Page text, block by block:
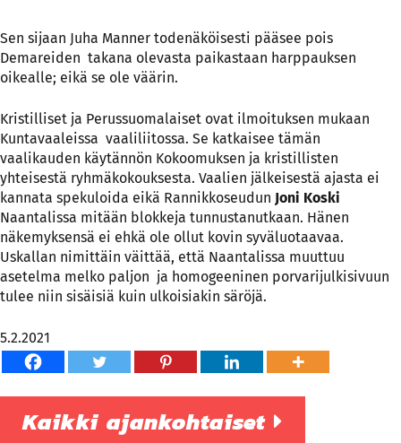
Sen sijaan Juha Manner todenäköisesti pääsee pois
Demareiden takana olevasta paikastaan harppauksen
oikealle; eikä se ole väärin.
Kristilliset ja Perussuomalaiset ovat ilmoituksen mukaan
Kuntavaaleissa vaaliliitossa. Se katkaisee tämän
vaalikauden käytännön Kokoomuksen ja kristillisten
yhteisestä ryhmäkokouksesta. Vaalien jälkeisestä ajasta ei
kannata spekuloida eikä Rannikkoseudun Joni Koski
Naantalissa mitään blokkeja tunnustanutkaan. Hänen
näkemyksensä ei ehkä ole ollut kovin syväluotaavaa.
Uskallan nimittäin väittää, että Naantalissa muuttuu
asetelma melko paljon ja homogeeninen porvarijulkisivuun
tulee niin sisäisiä kuin ulkoisiakin säröjä.
5.2.2021
Kaikki ajankohtaiset